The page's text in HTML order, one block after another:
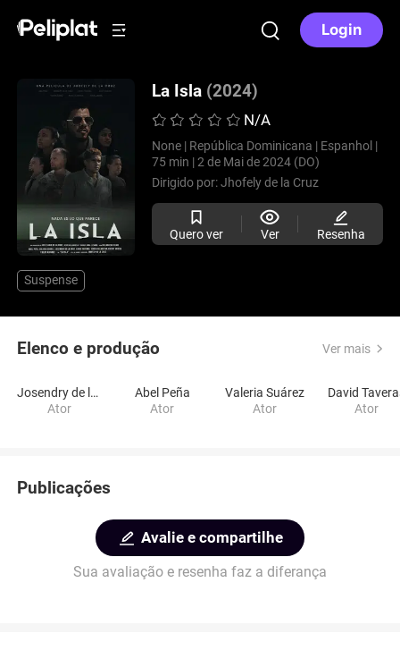
Login
La Isla (2024)
N/A
None | República Dominicana | Espanhol |
75 min | 2 de Mai de 2024 (DO)
Dirigido por:Jhofely de la Cruz
Quero ver Ver Resenha
Suspense
Elenco e produção Ver mais
Josendry de la Cruz
Ator
Abel Peña
Ator
Valeria Suárez
Ator
David
Ator
Publicações
Avalie e compartilhe
Sua avaliação e resenha faz a diferança